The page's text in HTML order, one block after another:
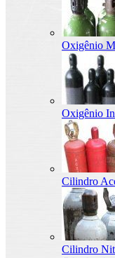
Oxigênio
Oxigênio
Cilindro
Cilindro